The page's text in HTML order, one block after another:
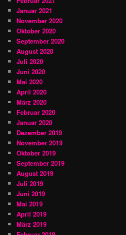
Januar 2021
November 2020
Oktober 2020
September 2020
August 2020
Juli 2020
Juni 2020
Mai 2020
April 2020
März 2020
Februar 2020
Januar 2020
Dezember 2019
November 2019
Oktober 2019
September 2019
August 2019
Juli 2019
Juni 2019
Mai 2019
April 2019
März 2019